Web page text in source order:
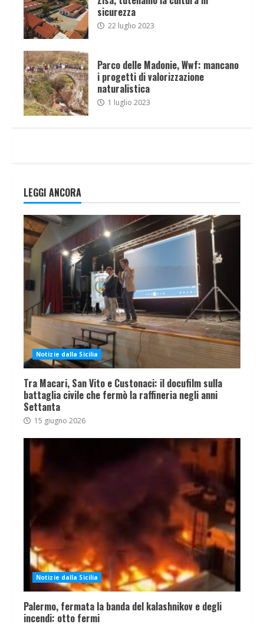
sicurezza
22 luglio 2023
Parco delle Madonie, Wwf: mancano
i progetti di valorizzazione
naturalistica
1 luglio 2023
LEGGI ANCORA
Notizie dalla Sicilia
Tra Macari, San Vito e Custonaci: il docufilm sulla
battaglia civile che fermò la raffineria negli anni
Settanta
15 giugno 2026
Notizie dalla Sicilia
Palermo, fermata la banda del kalashnikov e degli
incendi: otto fermi